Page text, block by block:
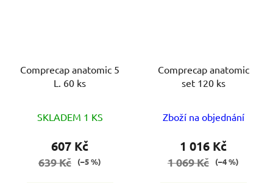
Comprecap anatomic 5
L. 60 ks
SKLADEM 1 KS
607 Kč
639 Kč (–5 %)
Comprecap anatomic
set 120 ks
Zboží na objednání
1 016 Kč
1 069 Kč (–4 %)